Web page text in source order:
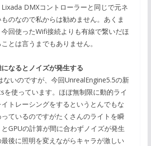
DMXコントローラーと同じで元ネ
のなので私からは勧めません。あくま
回使ったWifi接続よりも有線で繋いだほ
とは言うまでもありません。
になるとノイズが発生する
いのですが、今回UnrealEngine5.5の新
を使っています。ほぼ無制限に動的ライ
イトレーシングをするというとんでもな
ているのですがたくさんのライトを瞬
GPUの計算が間に合わずノイズが発生
後に照明を変えながらキャラが激しい